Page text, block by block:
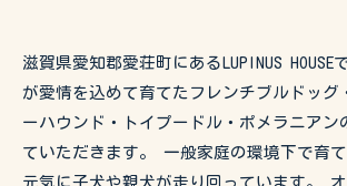
滋賀県愛知郡愛荘町にあるLUPINUS HOUSE
が愛情を込めて育てたフレンチブルドッグ
ーハウンド・トイプードル・ポメラニアン
ていただきます。 一般家庭の環境下で育
元気に子犬や親犬が走り回っています。